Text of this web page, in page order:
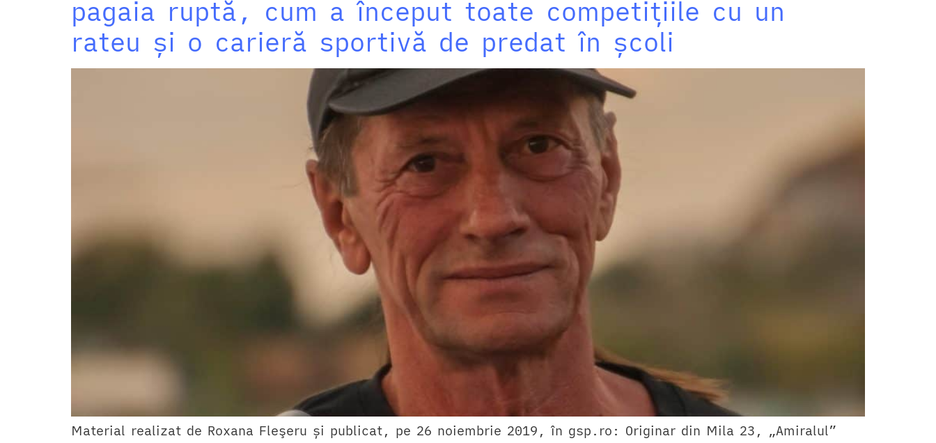
pagaia ruptă, cum a început toate competițiile cu un
rateu și o carieră sportivă de predat în școli
Material realizat de Roxana Fleşeru și publicat, pe 26 noiembrie 2019, în gsp.ro: Originar din Mila 23, „Amiralul”